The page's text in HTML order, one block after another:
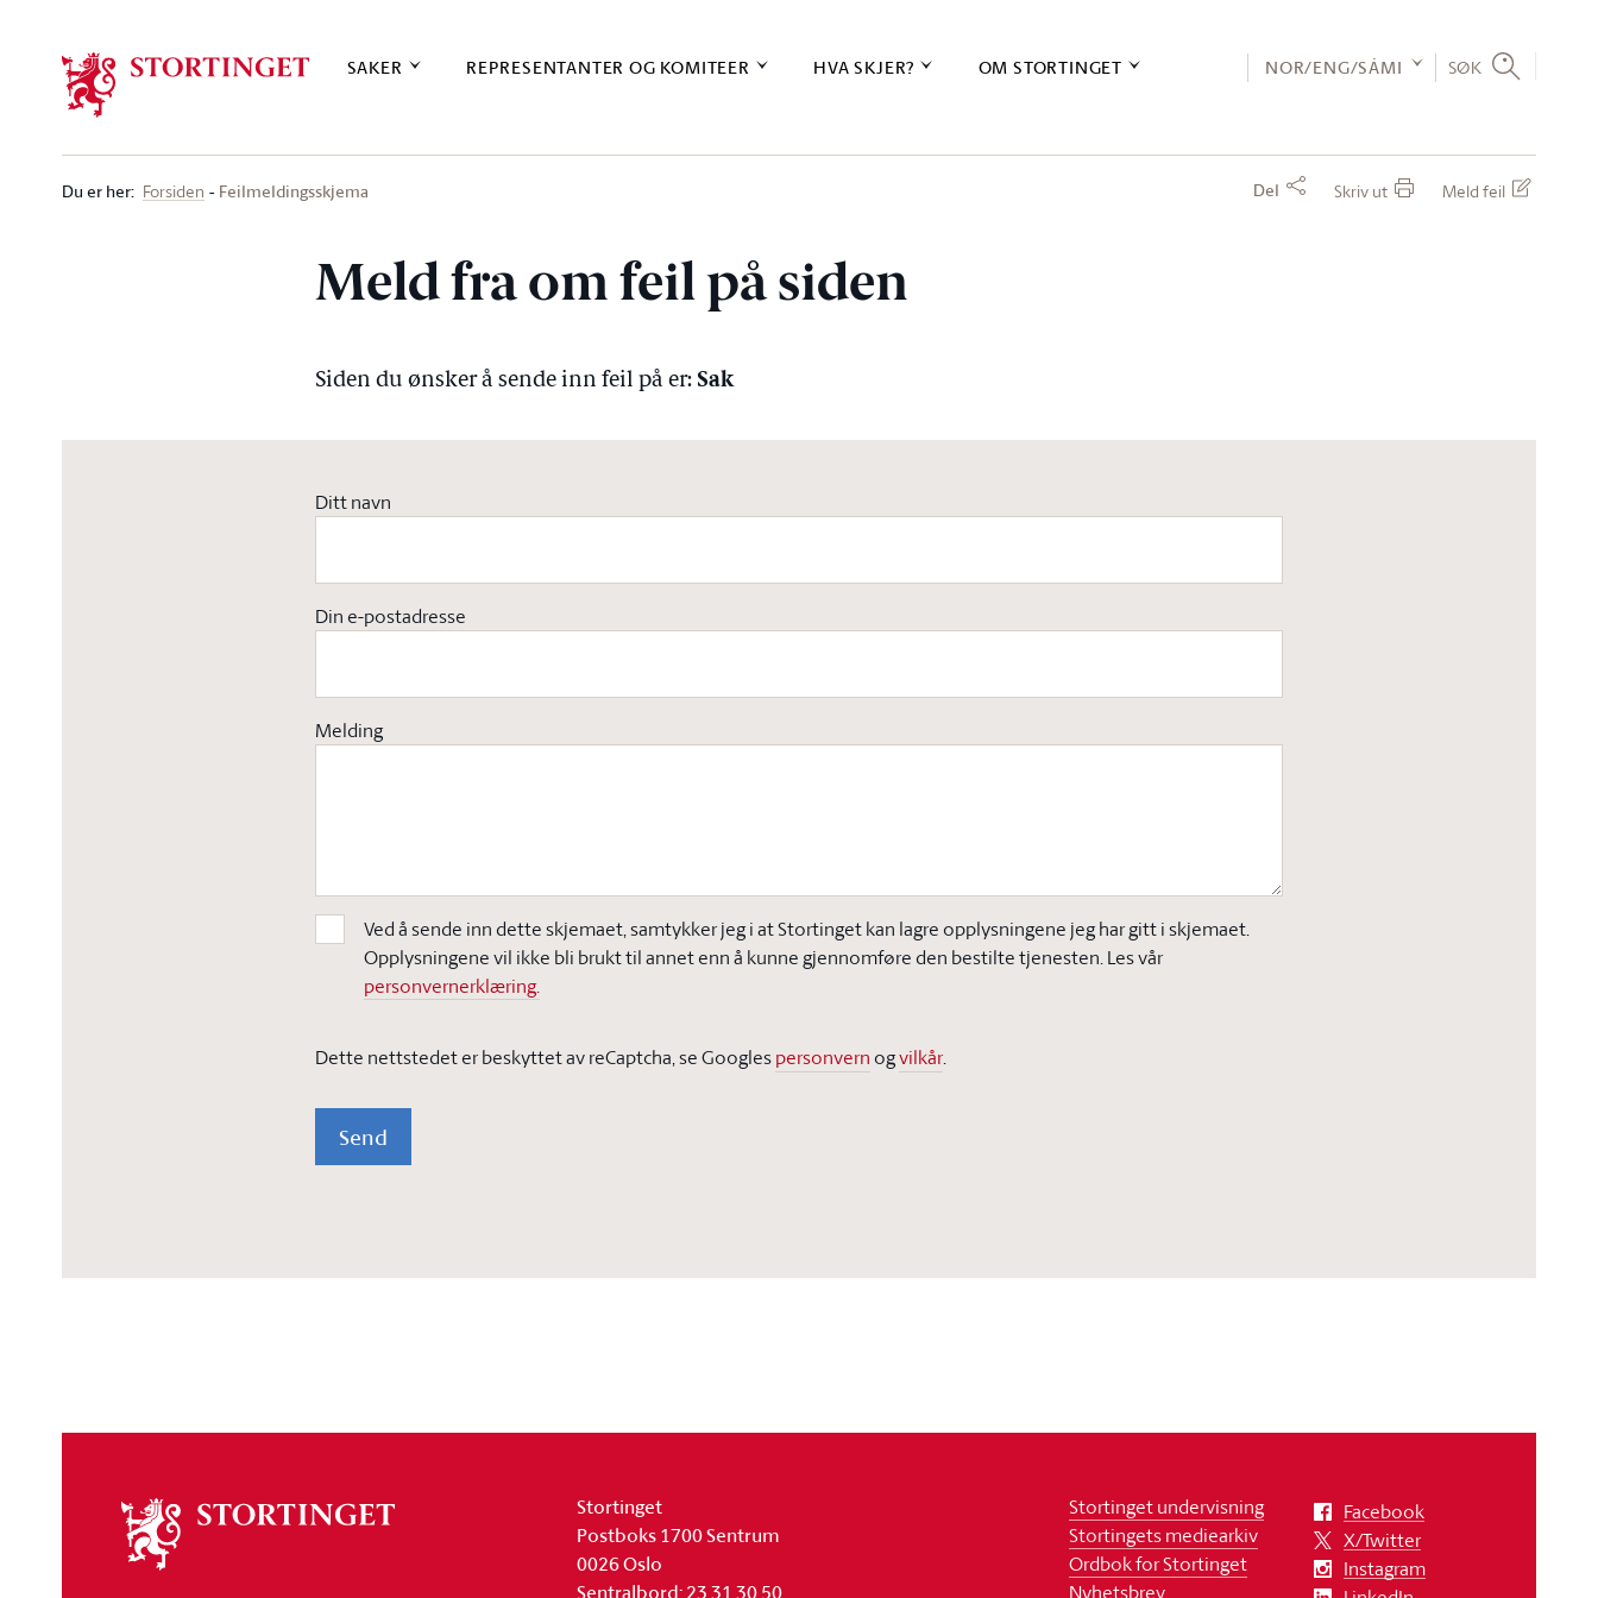
SAKER REPRESENTANTER OG KOMITEER HVA SKJER? OM STORTINGET NOR/ENG/SÁMI SØK
Du er her: Forsiden Feilmeldingsskjema Del Skriv ut Meld feil
Meld fra om feil på siden
Siden du ønsker å sende inn feil på er: Sak
Ditt navn
Din e-postadresse
Melding
Ved å sende inn dette skjemaet, samtykker jeg i at Stortinget kan lagre opplysningene jeg har gitt i skjemaet.
Opplysningene vil ikke bli brukt til annet enn å kunne gjennomføre den bestilte tjenesten. Les vår
personvernerklæring.
Dette nettstedet er beskyttet av reCaptcha, se Googlespersonvern ogvilkår.
Send
stortinget
Stortinget
Postboks 1700 Sentrum
0026 Oslo
Sentralbord: 23 31 30 50
Stortinget undervisning
Stortingets mediearkiv
Ordbok for Stortinget
Nyhetsbrev
Facebook
X/Twitter
Instagram